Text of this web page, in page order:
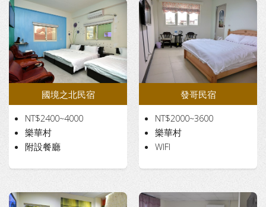
國境之北民宿
NT$2400~4000
樂華村
附設餐廳
發哥民宿
NT$2000~3600
樂華村
WIFI